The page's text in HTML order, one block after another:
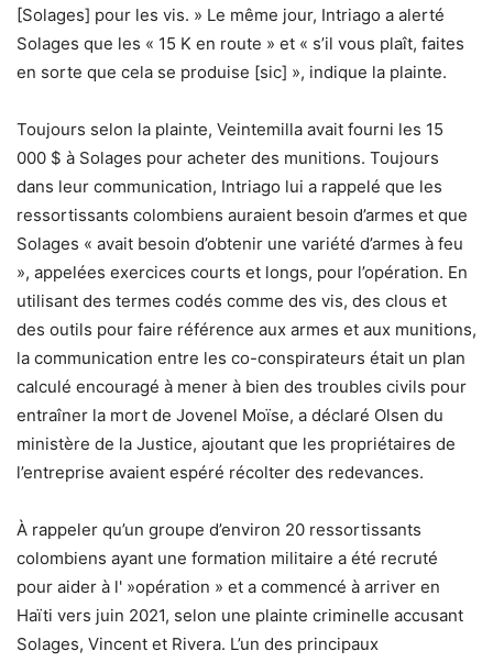
[Solages] pour les vis. » Le même jour, Intriago a alerté
Solages que les « 15 K en route » et « s’il vous plaît, faites
en sorte que cela se produise [sic] », indique la plainte.
Toujours selon la plainte, Veintemilla avait fourni les 15
000 $ à Solages pour acheter des munitions. Toujours
dans leur communication, Intriago lui a rappelé que les
ressortissants colombiens auraient besoin d’armes et que
Solages « avait besoin d’obtenir une variété d’armes à feu
», appelées exercices courts et longs, pour l’opération. En
utilisant des termes codés comme des vis, des clous et
des outils pour faire référence aux armes et aux munitions,
la communication entre les co-conspirateurs était un plan
calculé encouragé à mener à bien des troubles civils pour
entraîner la mort de Jovenel Moïse, a déclaré Olsen du
ministère de la Justice, ajoutant que les propriétaires de
l’entreprise avaient espéré récolter des redevances.
À rappeler qu’un groupe d’environ 20 ressortissants
colombiens ayant une formation militaire a été recruté
pour aider à l' »opération » et a commencé à arriver en
Haïti vers juin 2021, selon une plainte criminelle accusant
Solages, Vincent et Rivera. L’un des principaux